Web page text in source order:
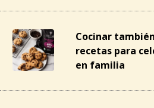
Cocinar
recetas para
en familia